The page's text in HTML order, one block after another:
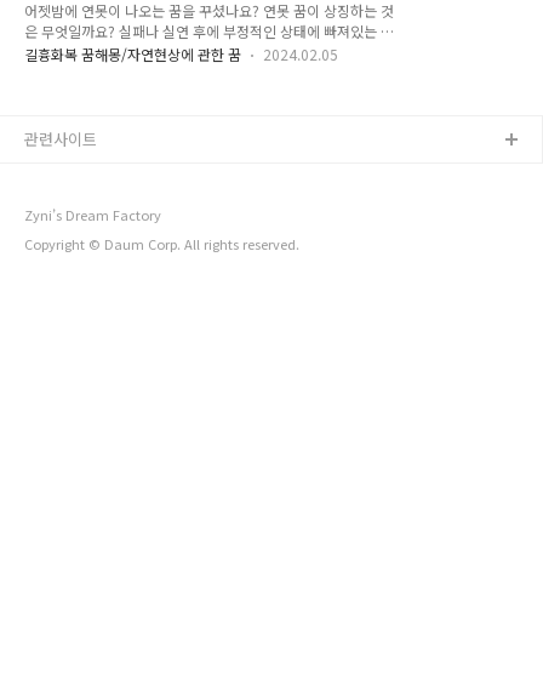
동굴에 보물이 가득한 꿈 동굴에서 동물을 보는 꿈 동굴 꿈해몽
31가지 1. 동굴이 나오는 꿈해몽 이 꿈은 미지의 분야를 탐색하
게 되거나, 새로운 일에 도전하게 될 일을 암시합니다. 혹은, 풀
어젯밤에 연못이 나오는 꿈을 꾸셨나요? 연못 꿈이 상징하는 것
은 무엇일까요? 실패나 실연 후에 부정적인 상태에 빠져있는 마
음 등을 상징하기도 하는데요. 오늘은 연못에 들어가는 꿈해몽,
꿈해몽 연못이 흙탕물인 꿈해몽 연못 꿈, 태몽 연못 꿈해몽 31가
는 잉어에게 먹이 주는 꿈 이 꿈은 추진하던 일이나 사업 등이 순
조롭게 되거나, ..
길흉화복 꿈해몽/자연현상에 관한 꿈 2024.02.05
Zyni’s Dream Factory
Copyright © Daum Corp. All rights reserved.
관련사이트